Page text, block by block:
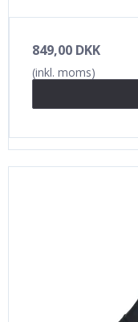
849,00 DKK
(inkl. moms)